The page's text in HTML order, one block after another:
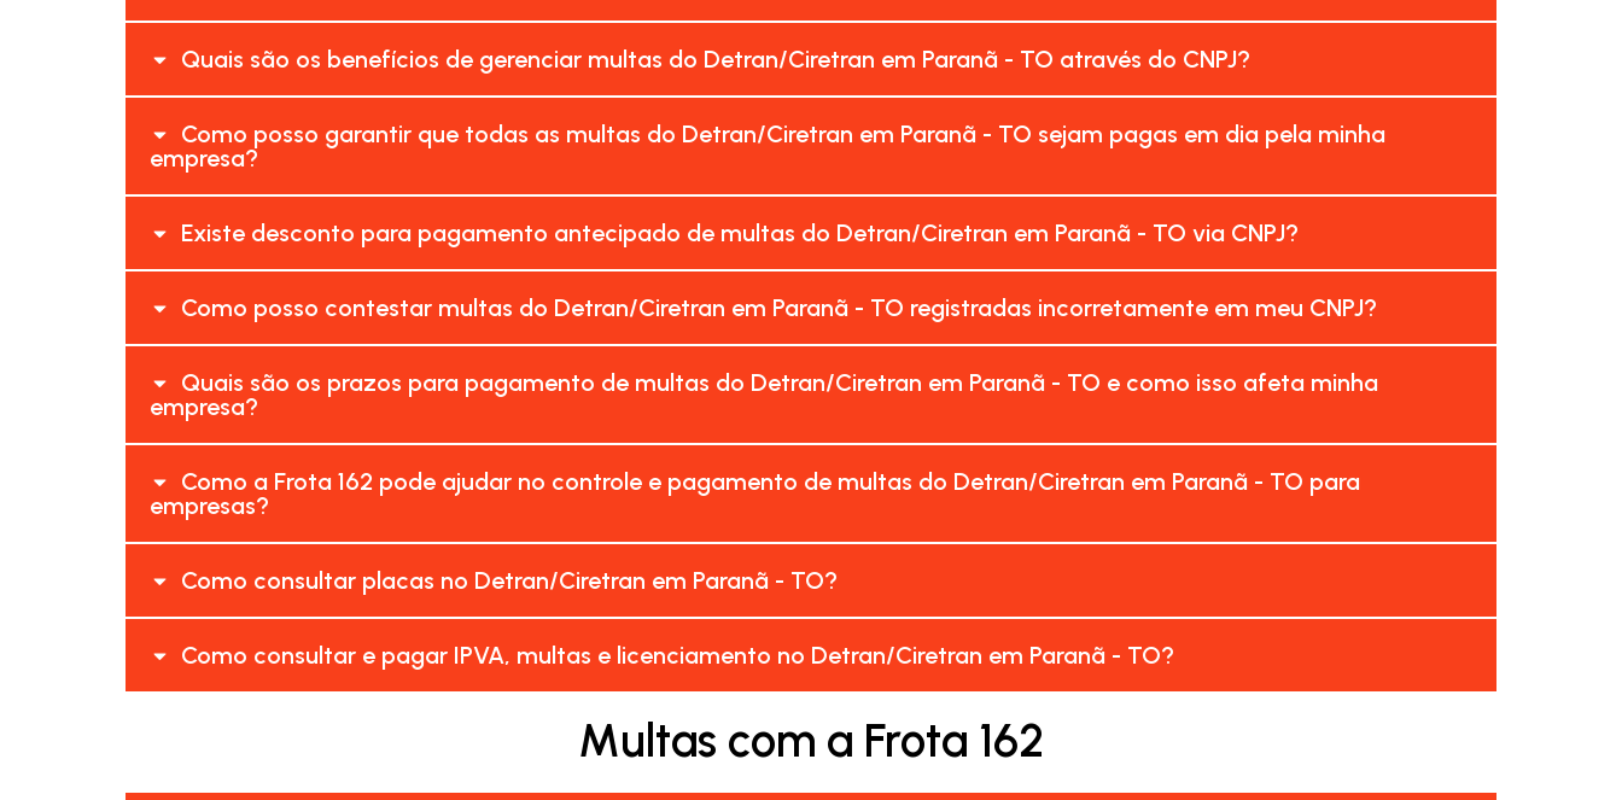
Quais são os benefícios de gerenciar multas do Detran/Ciretran em Paranã - TO através do CNPJ?
Como posso garantir que todas as multas do Detran/Ciretran em Paranã - TO sejam pagas em dia pela minha
empresa?
Existe desconto para pagamento antecipado de multas do Detran/Ciretran em Paranã - TO via CNPJ?
Como posso contestar multas do Detran/Ciretran em Paranã - TO registradas incorretamente em meu CNPJ?
Quais são os prazos para pagamento de multas do Detran/Ciretran em Paranã - TO e como isso afeta minha
empresa?
Como a Frota 162 pode ajudar no controle e pagamento de multas do Detran/Ciretran em Paranã - TO para
empresas?
Como consultar placas no Detran/Ciretran em Paranã - TO?
Como consultar e pagar IPVA, multas e licenciamento no Detran/Ciretran em Paranã - TO?
Multas com a Frota 162